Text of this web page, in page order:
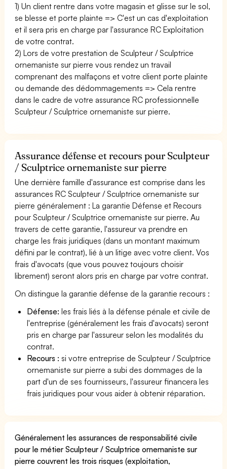
1) Un client rentre dans votre magasin et glisse sur le sol,
se blesse et porte plainte => C'est un cas d'exploitation
et il sera pris en charge par l'assurance RC Exploitation
de votre contrat.
2) Lors de votre prestation de Sculpteur / Sculptrice
ornemaniste sur pierre vous rendez un travail
comprenant des malfaçons et votre client porte plainte
ou demande des dédommagements => Cela rentre
dans le cadre de votre assurance RC professionnelle
Sculpteur / Sculptrice ornemaniste sur pierre.
Assurance défense et recours pour Sculpteur
/ Sculptrice ornemaniste sur pierre
Une dernière famille d'assurance est comprise dans les
assurances RC Sculpteur / Sculptrice ornemaniste sur
pierre généralement : La garantie Défense et Recours
pour Sculpteur / Sculptrice ornemaniste sur pierre. Au
travers de cette garantie, l'assureur va prendre en
charge les frais juridiques (dans un montant maximum
défini par le contrat), lié à un litige avec votre client. Vos
frais d'avocats (que vous pouvez toujours choisir
librement) seront alors pris en charge par votre contrat.
On distingue la garantie défense de la garantie recours :
Défense: les frais liés à la défense pénale et civile de
l'entreprise (généralement les frais d'avocats) seront
pris en charge par l'assureur selon les modalités du
contrat.
Recours : si votre entreprise de Sculpteur / Sculptrice
ornemaniste sur pierre a subi des dommages de la
part d'un de ses fournisseurs, l'assureur financera les
frais juridiques pour vous aider à obtenir réparation.
Généralement les assurances de responsabilité civile
pour le métier Sculpteur / Sculptrice ornemaniste sur
pierre couvrent les trois risques (exploitation,